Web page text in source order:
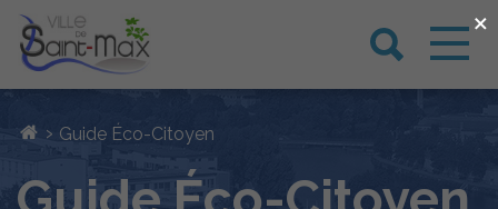
› Guide Éco-Citoyen
×